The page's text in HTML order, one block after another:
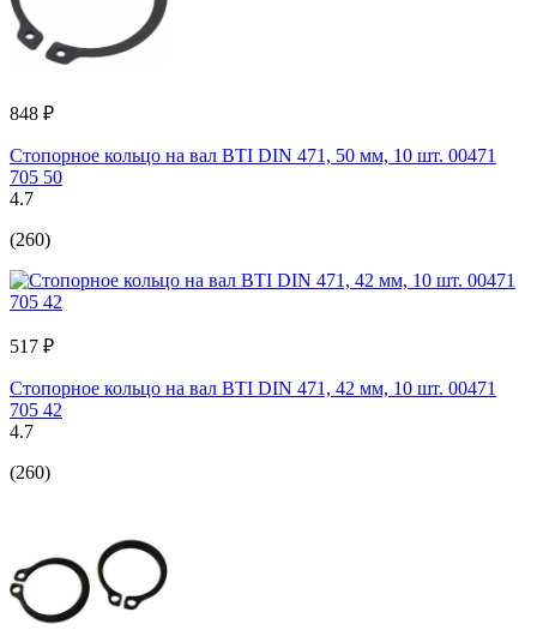
848 ₽
Стопорное кольцо на вал BTI DIN 471, 50 мм, 10 шт. 00471
705 50
4.7
(260)
517 ₽
Стопорное кольцо на вал BTI DIN 471, 42 мм, 10 шт. 00471
705 42
4.7
(260)